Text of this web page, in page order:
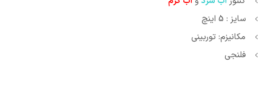
سایز : 5 اینچ
مکانیزم: توربینی
فلنجی